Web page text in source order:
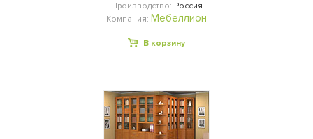
Производство: Россия
Компания: Мебеллион
В корзину